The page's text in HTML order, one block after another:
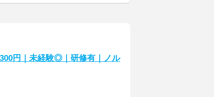
円｜未経験◎｜研修有｜ノル